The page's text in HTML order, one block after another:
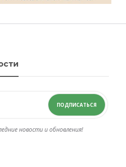
ПОДПИСАТЬСЯ
новости и обновления!